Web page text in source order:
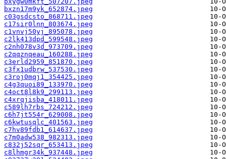
bxzn17m9yk_652874.jpeg
c03gsdcsto_868711.jpeg
c17sir0lnn_803674.jpeg
c1vnvj50yj_895078.jpeg
c2lk413dpd_599548.jpeg
c2nh078v3d_973709.jpeg
c2qqznqeau_160288.jpeg
c3erld2959_851870.jpeg
c3fx1udbrw_537530.jpeg
c3roj0mqj1_354425.jpeg
c4g3quoi89_133970.jpeg
c4oct8l8k9_299113.jpeg
c4xrqjisba_418011.jpeg
c589lh7rbs_724212.jpeg
c6h7jt554r_629008.jpeg
c6kwtusqlc_401563.jpeg
c7hv89fdb1_614637.jpeg
c7m0adw538_982313.jpeg
c832j52sqr_653413.jpeg
c8lhmgr34k_937448.jpeg